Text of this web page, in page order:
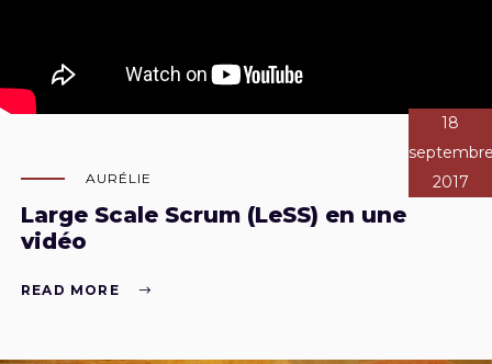
18
2017
AURÉLIE
Large Scale Scrum (LeSS) en une
vidéo
READ MORE